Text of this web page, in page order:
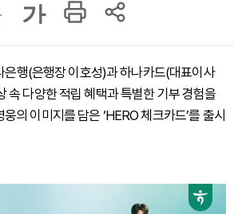
가
행(은행장 이호성)과 하나카드(대표이사
속 다양한 적립 혜택과 특별한 기부 경험을
의 이미지를 담은 ‘HERO 체크카드’를 출시